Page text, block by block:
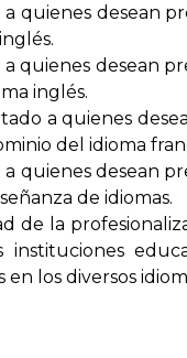
quienes desean
quienes desean
inglés.
a quienes
del idioma
quienes desean
de idiomas.
de la
en los diversos